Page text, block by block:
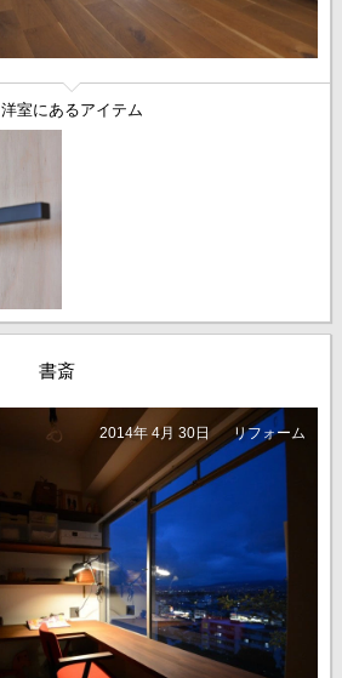
洋室にあるアイテム
書斎
2014年 4月 30日 リフォーム